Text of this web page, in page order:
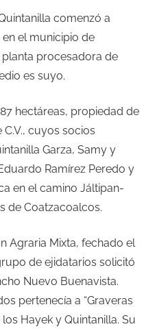
comenzó a
el municipio de
planta procesadora de
es suyo.
hectáreas, propiedad de
C.V., cuyos socios
Garza, Samy y
Ramírez Peredo y
en el camino Jáltipan-
de Coatzacoalcos.
Agraria Mixta, fechado el
de ejidatarios solicitó
Nuevo Buenavista.
pertenecía a “Graveras
Hayek y Quintanilla. Su